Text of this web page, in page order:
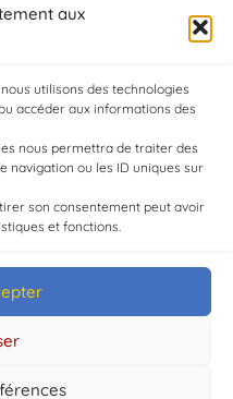
aux
utilisons des technologies
accéder aux informations des
nous permettra de traiter des
navigation ou les ID uniques sur
son consentement peut avoir
et fonctions.
| Tous droits réservés.
DESIGN